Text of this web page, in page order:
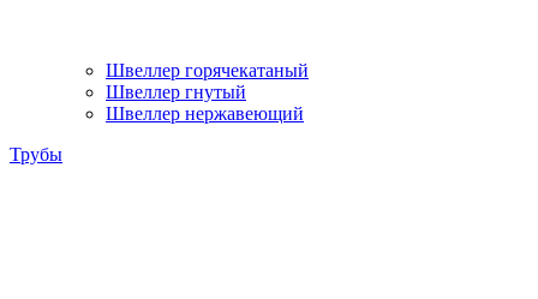
Швеллер горячекатаный
Швеллер гнутый
Швеллер нержавеющий
Трубы